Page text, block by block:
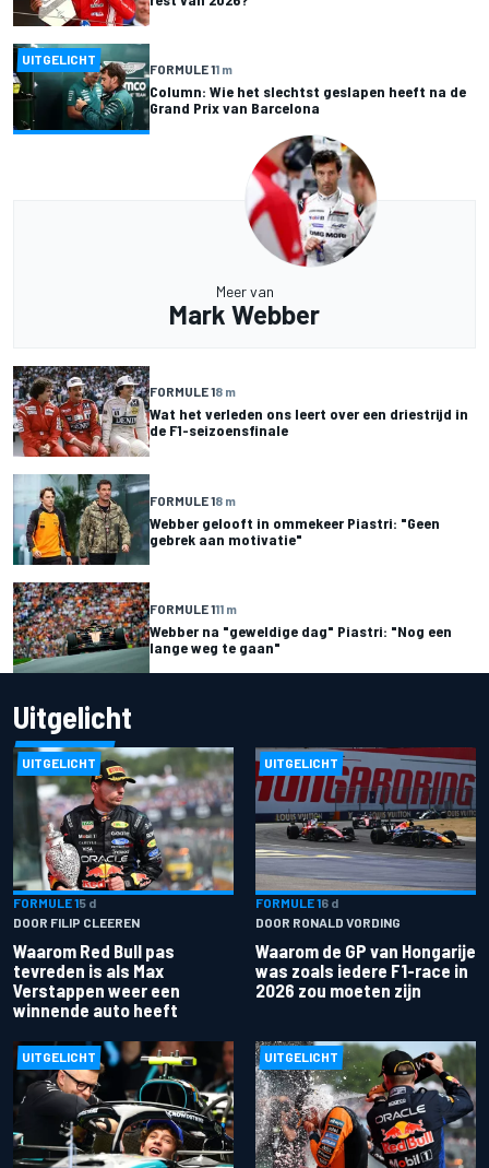
UITGELICHT
FORMULE 11 m
Column: Wie het slechtst geslapen heeft na de
Grand Prix van Barcelona
Meer van
Mark Webber
FORMULE 18 m
Wat het verleden ons leert over een driestrijd in
de F1-seizoensfinale
FORMULE 18 m
Webber gelooft in ommekeer Piastri: "Geen
gebrek aan motivatie"
FORMULE 111 m
Webber na "geweldige dag" Piastri: "Nog een
lange weg te gaan"
Uitgelicht
UITGELICHT
FORMULE 15 d
DOOR FILIP CLEEREN
Waarom Red Bull pas
tevreden is als Max
Verstappen weer een
winnende auto heeft
UITGELICHT
FORMULE 16 d
DOOR RONALD VORDING
Waarom de GP van Hongarije
was zoals iedere F1-race in
2026 zou moeten zijn
UITGELICHT UITGELICHT